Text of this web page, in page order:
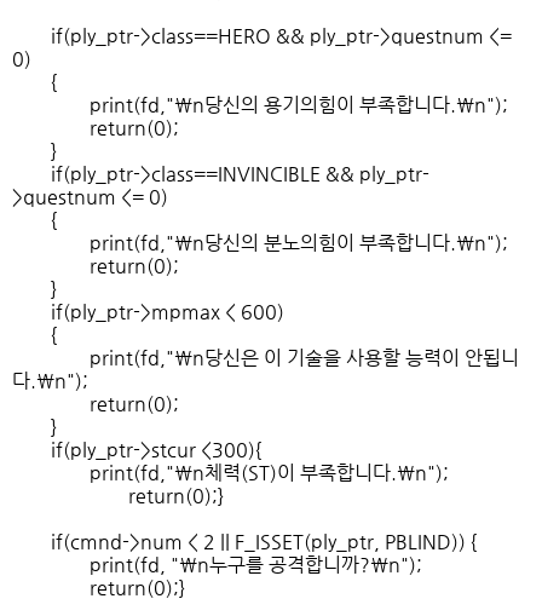
if(ply_ptr->class==HERO && ply_ptr->questnum <=
0)
{
print(fd,"\n당신의 용기의힘이 부족합니다.\n");
return(0);
}
if(ply_ptr->class==INVINCIBLE && ply_ptr-
>questnum <= 0)
{
print(fd,"\n당신의 분노의힘이 부족합니다.\n");
return(0);
}
if(ply_ptr->mpmax < 600)
{
print(fd,"\n당신은 이 기술을 사용할 능력이 안됩니
다.\n");
return(0);
}
if(ply_ptr->stcur <300){
print(fd,"\n체력(ST)이 부족합니다.\n");
return(0);}
if(cmnd->num < 2 || F_ISSET(ply_ptr, PBLIND)) {
print(fd, "\n누구를 공격합니까?\n");
return(0);}